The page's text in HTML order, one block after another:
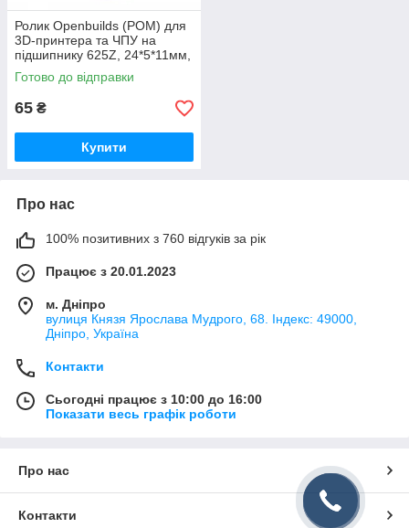
Ролик Openbuilds (POM) для
3D-принтера та ЧПУ на
підшипнику 625Z, 24*5*11мм,
прозорий
Готово до відправки
65 ₴
Купити
Про нас
100% позитивних з 760 відгуків за рік
Працює з 20.01.2023
м. Дніпро
вулиця Князя Ярослава Мудрого, 68. Індекс: 49000,
Дніпро, Україна
Контакти
Сьогодні працює з 10:00 до 16:00
Показати весь графік роботи
Про нас
Контакти